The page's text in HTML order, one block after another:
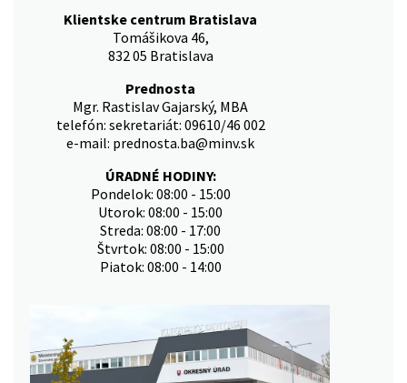
Klientske centrum Bratislava
Tomášikova 46,
832 05 Bratislava
Prednosta
Mgr. Rastislav Gajarský, MBA
telefón: sekretariát: 09610/46 002
e-mail: prednosta.ba@minv.sk
ÚRADNÉ HODINY:
Pondelok: 08:00 - 15:00
Utorok: 08:00 - 15:00
Streda: 08:00 - 17:00
Štvrtok: 08:00 - 15:00
Piatok: 08:00 - 14:00